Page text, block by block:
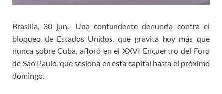
Brasilia, 30 jun.- Una contundente denuncia contra el
bloqueo de Estados Unidos, que gravita hoy más que
nunca sobre Cuba, afloró en el XXVI Encuentro del Foro
de Sao Paulo, que sesiona en esta capital hasta el próximo
domingo.